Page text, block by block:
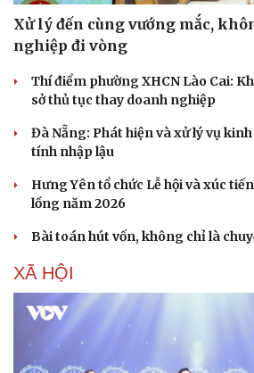
Nhi khoa
Nam khoa
Phòng mạch online
Ăn sạch sống khỏe
Xử lý đến cùng vướng mắc,
nghiệp đi vòng
Thí điểm phường XHCN Lào Cai:
sở thủ tục thay doanh nghiệp
Đà Nẵng: Phát hiện và xử lý vụ
tính nhập lậu
Hưng Yên tổ chức Lễ hội và xúc
lồng năm 2026
Bài toán hút vốn, không chỉ là
XÃ HỘI